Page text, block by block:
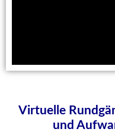
Virtuelle
und